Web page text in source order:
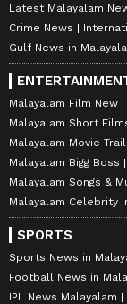
Latest Malayalam
Crime News
Gulf News in
Malayalam Film New
Malayalam Short
Malayalam Movie
Malayalam Bigg Boss
Malayalam Songs &
Malayalam Celebrity
SPORTS
Sports News in
Football News in
IPL News Malayalam